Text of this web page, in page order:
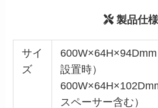
製品仕
サイ
ズ
設置時）
スペーサー含む）